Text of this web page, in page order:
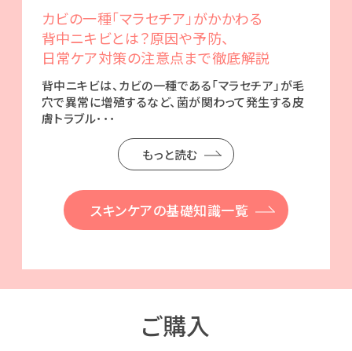
カビの一種「マラセチア」がかかわる
背中ニキビとは？原因や予防、
日常ケア対策の注意点まで徹底解説
背中ニキビは、カビの一種である「マラセチア」が毛
穴で異常に増殖するなど、菌が関わって発生する皮
膚トラブル･･･
もっと読む
スキンケアの基礎知識一覧
ご購入